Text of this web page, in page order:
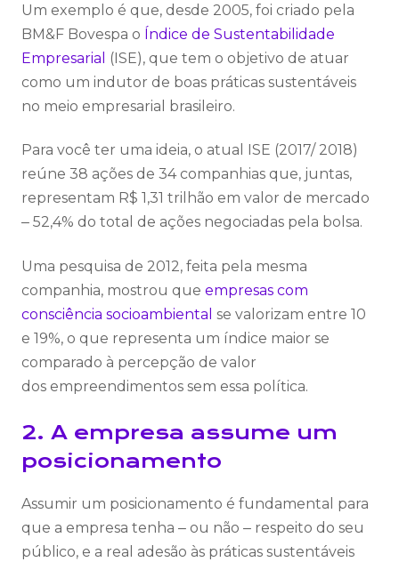
Um exemplo é que, desde 2005, foi criado pela
BM&F Bovespa o Índice de Sustentabilidade
Empresarial
(ISE), que tem o objetivo de atuar
como um indutor de boas práticas sustentáveis
no meio empresarial brasileiro.
Para você ter uma ideia, o atual ISE (2017/ 2018)
reúne 38 ações de 34 companhias que, juntas,
representam R$ 1,31 trilhão em valor de mercado
‒ 52,4% do total de ações negociadas pela bolsa.
Uma pesquisa de 2012, feita pela mesma
companhia, mostrou que empresas com
consciência socioambiental se valorizam entre 10
e 19%, o que representa um índice maior se
comparado à percepção de valor
dos empreendimentos sem essa política.
2. A empresa assume um
posicionamento
Assumir um posicionamento é fundamental para
que a empresa tenha ‒ ou não ‒ respeito do seu
público, e a real adesão às práticas sustentáveis